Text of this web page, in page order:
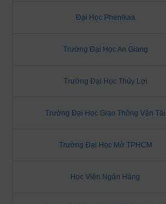
Đại Học Phenikaa
Trường Đại Học An Giang
Trường Đại Học Thủy Lợi
Trường Đại Học Giao Thông Vận Tải
Trường Đại Học Mở TPHCM
Học Viện Ngân Hàng